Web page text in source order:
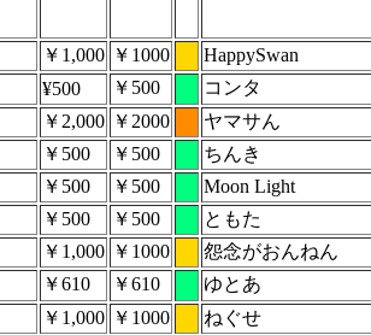
￥1,000 ￥1000
HappySwan
¥500 ￥500
コンタ
￥2,000 ￥2000
ヤマサん
￥500 ￥500
ちんき
￥500 ￥500
Moon Light
￥500 ￥500
ともた
￥1,000 ￥1000
怨念がおんねん
￥610 ￥610
ゆとあ
￥1,000 ￥1000
ねぐせ